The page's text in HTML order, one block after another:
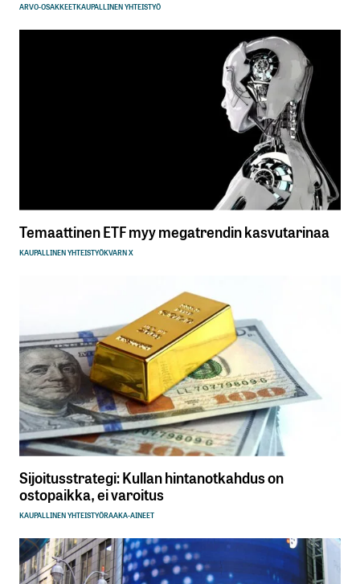
ARVO-OSAKKEETKAUPALLINEN YHTEISTYÖ
Temaattinen ETF myy megatrendin kasvutarinaa
KAUPALLINEN YHTEISTYÖKVARN X
Sijoitusstrategi: Kullan hintanotkahdus on
ostopaikka, ei varoitus
KAUPALLINEN YHTEISTYÖRAAKA-AINEET